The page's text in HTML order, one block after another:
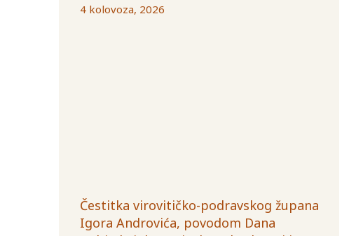
4 kolovoza, 2026
Čestitka virovitičko-podravskog župana
Igora Androvića, povodom Dana